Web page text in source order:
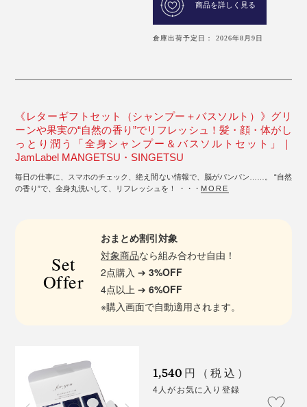
商品を詳しく見る
倉庫出荷予定日： 2026年8月9日
《レターギフトセット（シャンプー＋バスソルト）》グリ
ーンや果実の“自然の香り”でリフレッシュ！髪・顔・体がし
っとり潤う「全身シャンプー＆バスソルトセット」｜
JamLabel MANGETSU・SINGETSU
毎日の仕事に、スマホのチェック、絶え間ない情報で、脳がパンパン……。 “自然
の香り”で、全身丸洗いして、リフレッシュを！ ・・・ MORE
Set
Offer
おまとめ割引対象
対象商品なら組み合わせ自由！
2点購入 ➔3%OFF
4点以上 ➔6%OFF
※購入画面で自動適用されます。
1,540 円（税込）
4人がお気に入り登録